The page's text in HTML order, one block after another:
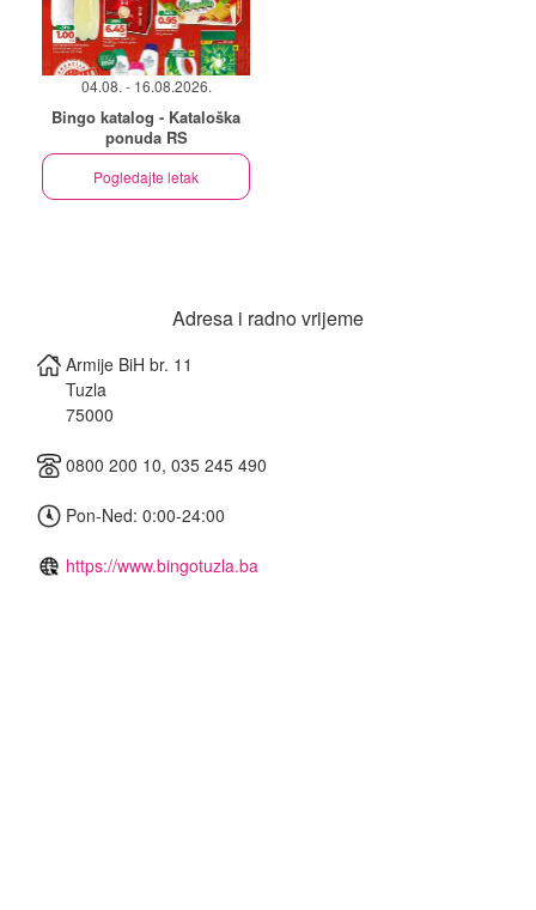
04.08. - 16.08.2026.
Bingo katalog - Kataloška
ponuda RS
Pogledajte letak
Adresa i radno vrijeme
Armije BiH br. 11
Tuzla
75000
0800 200 10, 035 245 490
Pon-Ned: 0:00-24:00
https://www.bingotuzla.ba